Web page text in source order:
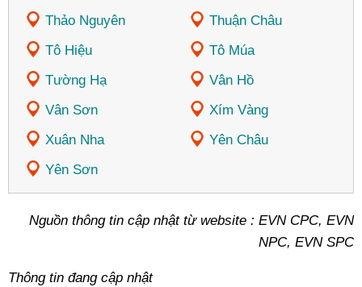
Thảo Nguyên
Thuận Châu
Tô Hiệu
Tô Múa
Tường Hạ
Vân Hồ
Vân Sơn
Xím Vàng
Xuân Nha
Yên Châu
Yên Sơn
Nguồn thông tin cập nhật từ website : EVN CPC, EVN
NPC, EVN SPC
Thông tin đang cập nhật